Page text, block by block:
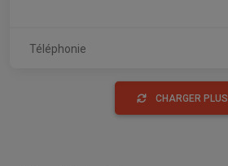
Téléphonie
CHARGER PLUS